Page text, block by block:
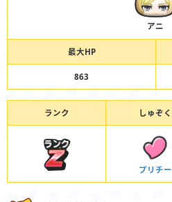
アニ
最大HP
863
ランク しゅぞく
プリチー